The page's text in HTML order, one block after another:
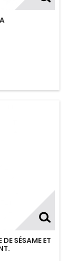
SÉSAME ET